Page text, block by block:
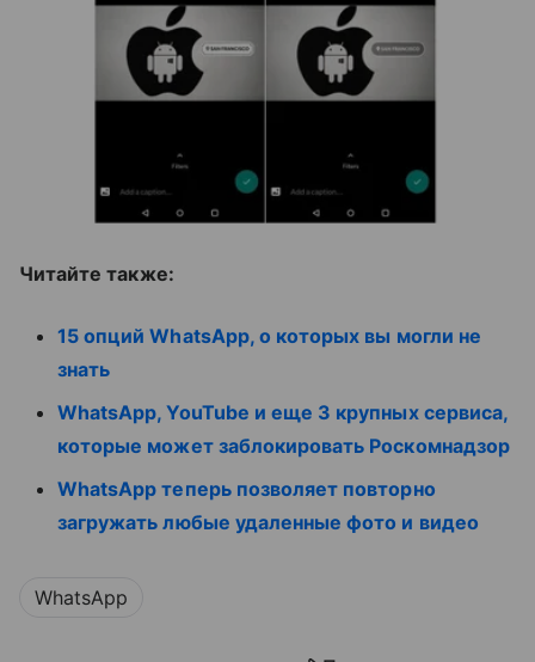
Читайте также:
15 опций WhatsApp, о которых вы могли не
знать
WhatsApp, YouTube и еще 3 крупных сервиса,
которые может заблокировать Роскомнадзор
WhatsApp теперь позволяет повторно
загружать любые удаленные фото и видео
WhatsApp